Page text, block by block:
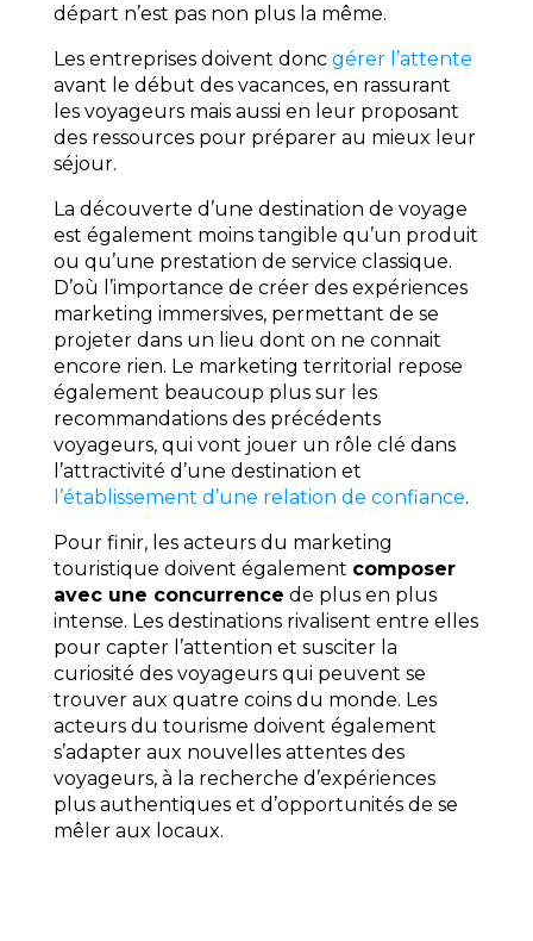
départ n’est pas non plus la même.
Les entreprises doivent donc gérer l’attente
avant le début des vacances, en rassurant
les voyageurs mais aussi en leur proposant
des ressources pour préparer au mieux leur
séjour.
La découverte d’une destination de voyage
est également moins tangible qu’un produit
ou qu’une prestation de service classique.
D’où l’importance de créer des expériences
marketing immersives, permettant de se
projeter dans un lieu dont on ne connait
encore rien. Le marketing territorial repose
également beaucoup plus sur les
recommandations des précédents
voyageurs, qui vont jouer un rôle clé dans
l’attractivité d’une destination et
l’établissement d’une relation de confiance.
Pour finir, les acteurs du marketing
touristique doivent également composer
avec une concurrence de plus en plus
intense. Les destinations rivalisent entre elles
pour capter l’attention et susciter la
curiosité des voyageurs qui peuvent se
trouver aux quatre coins du monde. Les
acteurs du tourisme doivent également
s’adapter aux nouvelles attentes des
voyageurs, à la recherche d’expériences
plus authentiques et d’opportunités de se
mêler aux locaux.